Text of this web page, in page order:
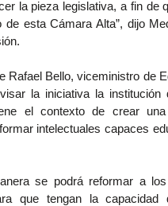
la pieza legislativa, a fin de
de esta Cámara Alta”, dijo
Rafael Bello, viceministro de
la iniciativa la institución
el contexto de crear
intelectuales capaces
se podrá reformar a
que tengan la capacidad